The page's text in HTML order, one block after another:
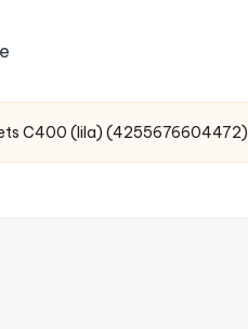
C400 (lila) (4255676604472)